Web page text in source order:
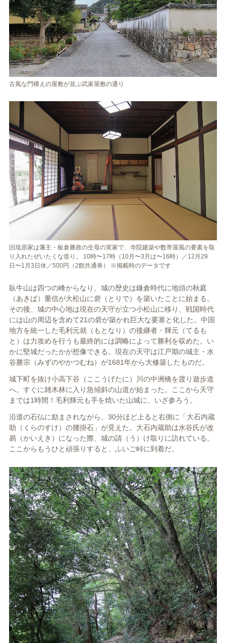
古風な門構えの屋敷が並ぶ武家屋敷の通り
旧埴原家は藩主・板倉勝政の生母の実家で、寺院建築や数寄屋風の要素を取
り入れたぜいたくな造り。 10時〜17時（10月〜3月は〜16時）／12月29
日〜1月3日休／500円（2館共通券） ※掲載時のデータです
臥牛山は四つの峰からなり、城の歴史は鎌倉時代に地頭の秋庭
（あきば）重信が大松山に砦（とりで）を築いたことに始まる。
その後、城の中心地は現在の天守が立つ小松山に移り、戦国時代
には山の周辺を含めて21の砦が築かれ巨大な要塞と化した。中国
地方を統一した毛利元就（もとなり）の後継者・輝元（てるも
と）は力攻めを行うも最終的には調略によって勝利を収めた。い
かに堅城だったかが想像できる。現在の天守は江戸期の城主・水
谷勝宗（みずのやかつむね）が1681年から大修築したものだ。
城下町を抜け小高下谷（ここうげたに）川の中洲橋を渡り遊歩道
へ。すぐに雑木林に入り急傾斜の山道が始まった。ここから天守
までは1時間！毛利輝元も手を焼いた山城に、いざ参ろう。
沿道の石仏に励まされながら、30分ほど上ると右側に「大石内蔵
助（くらのすけ）の腰掛石」が見えた。大石内蔵助は水谷氏が改
易（かいえき）になった際、城の請（う）け取りに訪れている。
ここからもうひと頑張りすると、ふいご峠に到着だ。